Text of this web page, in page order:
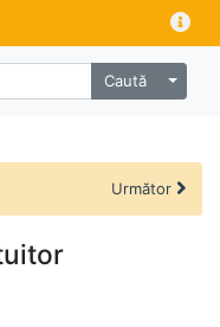
Caută
Următor